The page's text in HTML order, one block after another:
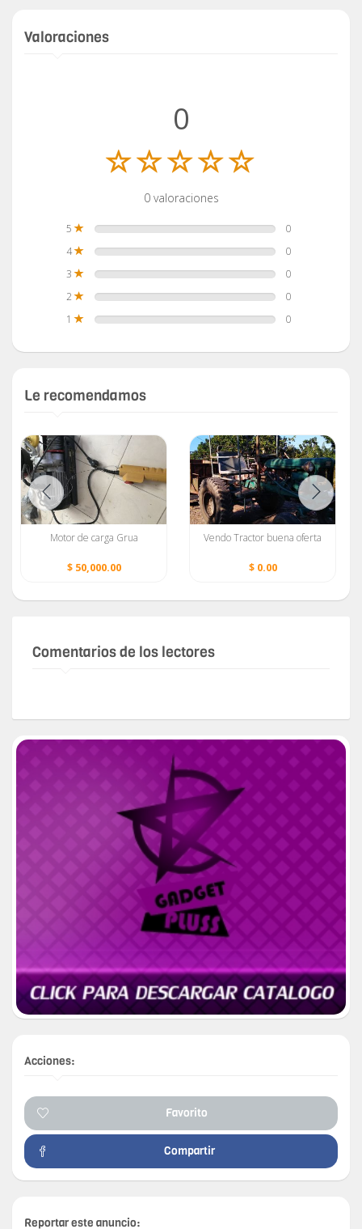
Valoraciones
0
0 valoraciones
5
0
4
0
3
0
2
0
1
0
Le recomendamos
Motor de carga Grua
$ 50,000.00
Vendo Tractor buena oferta
$ 0.00
Comentarios de los lectores
Acciones:
Favorito
Compartir
Reportar este anuncio: